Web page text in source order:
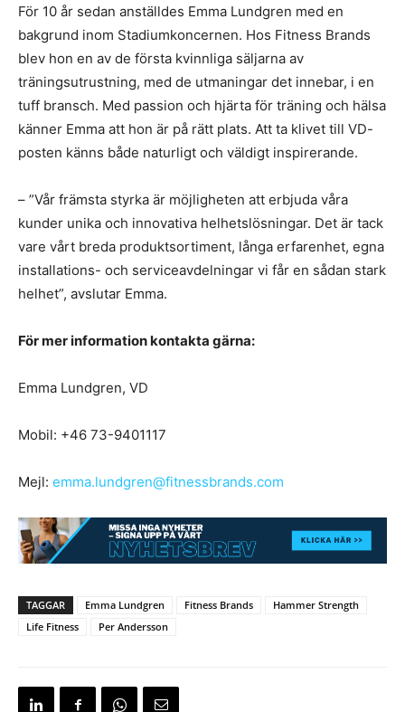
För 10 år sedan anställdes Emma Lundgren med en
bakgrund inom Stadiumkoncernen. Hos Fitness Brands
blev hon en av de första kvinnliga säljarna av
träningsutrustning, med de utmaningar det innebar, i en
tuff bransch. Med passion och hjärta för träning och hälsa
känner Emma att hon är på rätt plats. Att ta klivet till VD-
posten känns både naturligt och väldigt inspirerande.
– ”Vår främsta styrka är möjligheten att erbjuda våra
kunder unika och innovativa helhetslösningar. Det är tack
vare vårt breda produktsortiment, långa erfarenhet, egna
installations- och serviceavdelningar vi får en sådan stark
helhet”, avslutar Emma.
För mer information kontakta gärna:
Emma Lundgren, VD
Mobil: +46 73-9401117
Mejl: emma.lundgren@fitnessbrands.com
TAGGAR Emma Lundgren Fitness Brands
Hammer Strength
Life Fitness
Per Andersson